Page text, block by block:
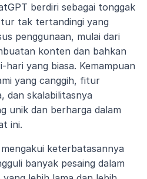
berdiri sebagai tonggak
tak tertandingi yang
penggunaan, mulai dari
konten dan bahkan
yang biasa. Kemampuan
yang canggih, fitur
dan skalabilitasnya
unik dan berharga dalam
ini.
keterbatasannya
banyak pesaing dalam